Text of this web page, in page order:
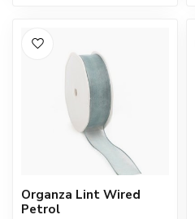
Organza Lint Wired
Petrol